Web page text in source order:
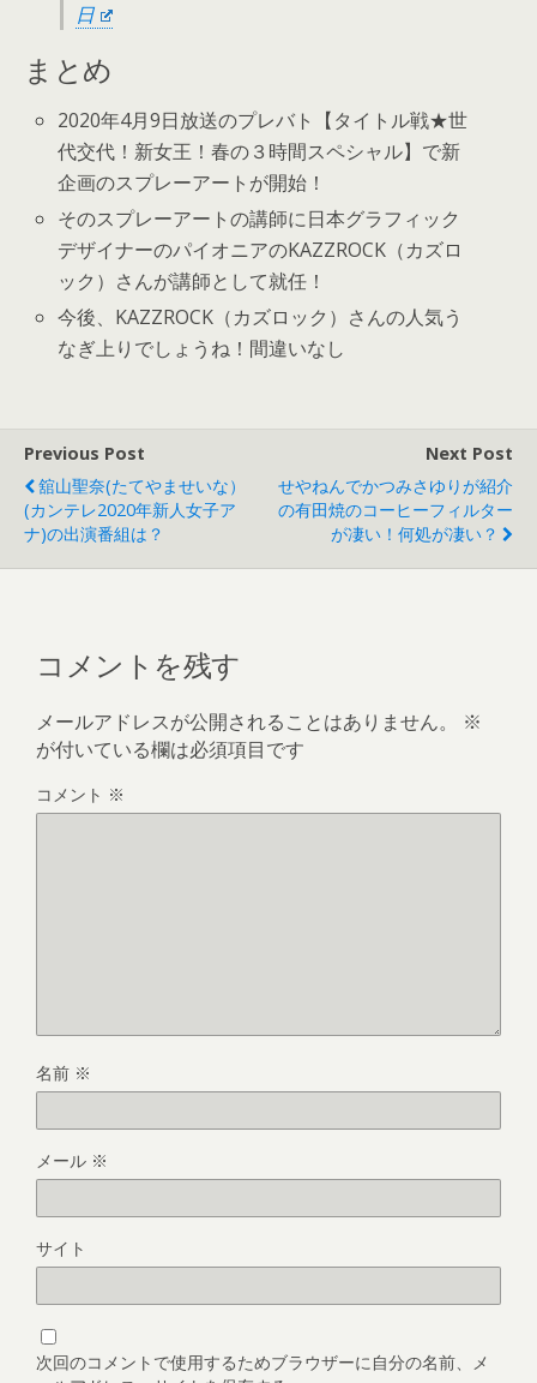
日
まとめ
2020年4月9日放送のプレバト【タイトル戦★世
代交代！新女王！春の３時間スペシャル】で新
企画のスプレーアートが開始！
そのスプレーアートの講師に日本グラフィック
デザイナーのパイオニアのKAZZROCK（カズロ
ック）さんが講師として就任！
今後、KAZZROCK（カズロック）さんの人気う
なぎ上りでしょうね！間違いなし
Previous Post
舘山聖奈(たてやませいな）
(カンテレ2020年新人女子ア
ナ)の出演番組は？
Next Post
せやねんでかつみさゆりが紹介
の有田焼のコーヒーフィルター
が凄い！何処が凄い？
コメントを残す
メールアドレスが公開されることはありません。
※
が付いている欄は必須項目です
コメント ※
名前 ※
メール ※
サイト
次回のコメントで使用するためブラウザーに自分の名前、メ